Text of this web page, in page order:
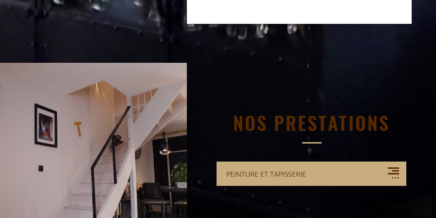
NOS PRESTATIONS
PEINTURE ET TAPISSERIE